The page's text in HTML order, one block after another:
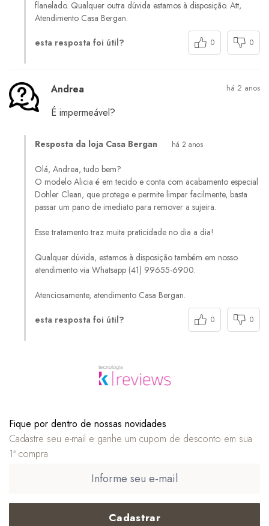
flanelado. Qualquer outra dúvida estamos à disposição. Att,
Atendimento Casa Bergan.
esta resposta foi útil? 0 0
Andrea há 2 anos
É impermeável?
Resposta da loja Casa Bergan há 2 anos
Olá, Andrea, tudo bem?
O modelo Alicia é em tecido e conta com acabamento especial
Dohler Clean, que protege e permite limpar facilmente, basta
passar um pano de imediato para remover a sujeira.
Esse tratamento traz muita praticidade no dia a dia!
Qualquer dúvida, estamos à disposição também em nosso
atendimento via Whatsapp (41) 99655-6900.
esta resposta foi útil? 0 0
Fique por dentro de nossas novidades
Cadastre seu e-mail e ganhe um cupom de desconto em sua
1ª compra
Cadastrar